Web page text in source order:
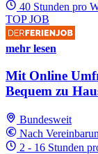
40 Stunden pro
TOP JOB
mehr lesen
Mit Online
Bequem zu
Bundesweit
Nach
2 - 16 Stunden